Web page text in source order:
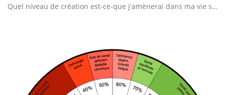
Quel niveau de création est-ce-que j'amènerai dans ma vie si je choisissais ceci ou cela ?? (selon le type de question de Access Consciousness)